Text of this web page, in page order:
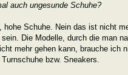
auch ungesunde Schuhe?
hohe Schuhe. Nein das ist nicht
sein. Die Modelle, durch die man
mehr gehen kann, brauche ich
bzw. Sneakers.